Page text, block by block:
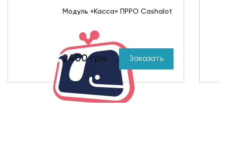
Модуль «Касса» ПРРО Cashalot
2400 грн Заказать